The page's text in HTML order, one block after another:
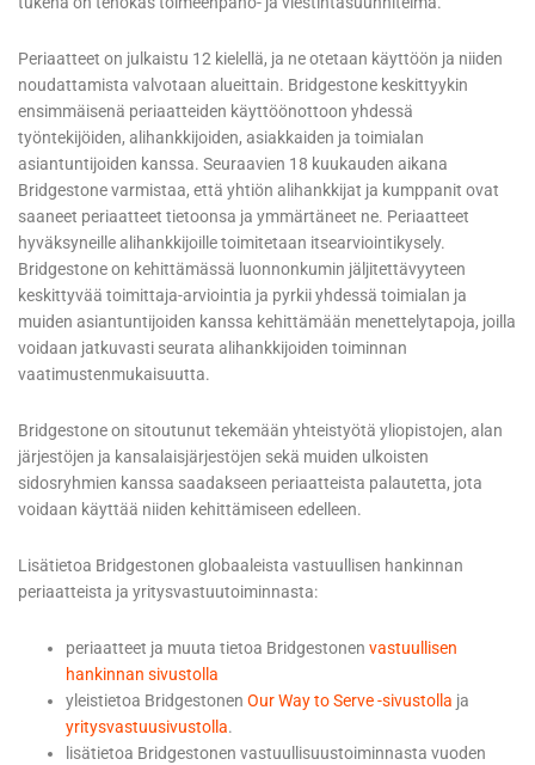
Periaatteet on julkaistu 12 kielellä, ja ne otetaan käyttöön ja niiden
noudattamista valvotaan alueittain. Bridgestone keskittyykin
ensimmäisenä periaatteiden käyttöönottoon yhdessä
työntekijöiden, alihankkijoiden, asiakkaiden ja toimialan
asiantuntijoiden kanssa. Seuraavien 18 kuukauden aikana
Bridgestone varmistaa, että yhtiön alihankkijat ja kumppanit ovat
saaneet periaatteet tietoonsa ja ymmärtäneet ne. Periaatteet
hyväksyneille alihankkijoille toimitetaan itsearviointikysely.
Bridgestone on kehittämässä luonnonkumin jäljitettävyyteen
keskittyvää toimittaja-arviointia ja pyrkii yhdessä toimialan ja
muiden asiantuntijoiden kanssa kehittämään menettelytapoja, joilla
voidaan jatkuvasti seurata alihankkijoiden toiminnan
vaatimustenmukaisuutta.
Bridgestone on sitoutunut tekemään yhteistyötä yliopistojen, alan
järjestöjen ja kansalaisjärjestöjen sekä muiden ulkoisten
sidosryhmien kanssa saadakseen periaatteista palautetta, jota
voidaan käyttää niiden kehittämiseen edelleen.
Lisätietoa Bridgestonen globaaleista vastuullisen hankinnan
periaatteista ja yritysvastuutoiminnasta:
periaatteet ja muuta tietoa Bridgestonen vastuullisen
hankinnan sivustolla
yleistietoa Bridgestonen Our Way to Serve -sivustolla ja
yritysvastuusivustolla.
lisätietoa Bridgestonen vastuullisuustoiminnasta vuoden